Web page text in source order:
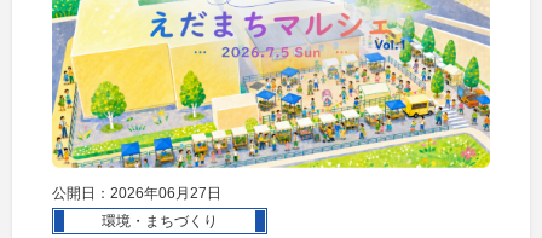
公開日：2026年06月27日
環境・まちづくり